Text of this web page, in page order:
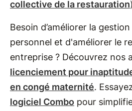
collective de la restauration
Besoin d’améliorer la
personnel et d'améliorer le
entreprise ? Découvrez nos
licenciement pour
en congé maternité.
logiciel Combo pour